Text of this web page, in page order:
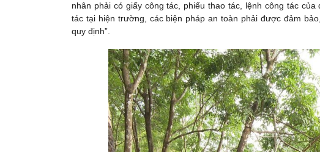
nhân phải có giấy công tác, phiếu thao tác, lệnh công tác
tác tại hiện trường, các biện pháp an toàn phải được đảm
quy định”.